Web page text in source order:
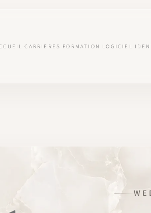
CARRIÈRES FORMATION LOGICIEL